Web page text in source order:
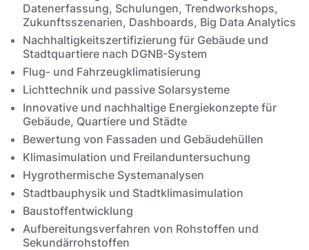
Datenerfassung, Schulungen, Trendworkshops,
Zukunftsszenarien, Dashboards, Big Data Analytics
Nachhaltigkeitszertifizierung für Gebäude und
Stadtquartiere nach DGNB-System
Flug- und Fahrzeugklimatisierung
Lichttechnik und passive Solarsysteme
Innovative und nachhaltige Energiekonzepte für
Gebäude, Quartiere und Städte
Bewertung von Fassaden und Gebäudehüllen
Klimasimulation und Freilanduntersuchung
Hygrothermische Systemanalysen
Stadtbauphysik und Stadtklimasimulation
Baustoffentwicklung
Aufbereitungsverfahren von Rohstoffen und
Sekundärrohstoffen